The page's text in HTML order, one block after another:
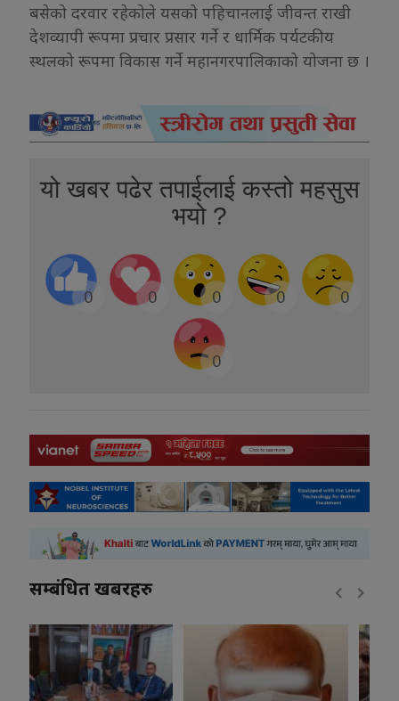
बसेको दरवार रहेकोले यसको पहिचानलाई जीवन्त राखी
देशव्यापी रूपमा प्रचार प्रसार गर्ने र धार्मिक पर्यटकीय
स्थलको रूपमा विकास गर्ने महानगरपालिकाको योजना छ ।
यो खबर पढेर तपाईलाई कस्तो महसुस
भयो ?
0 0 0 0 0
0
सम्बंधित खबरहरु